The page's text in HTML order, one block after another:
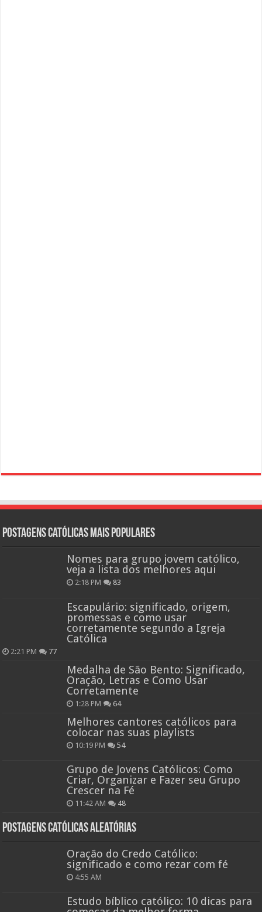
Postagens católicas mais Populares
Nomes para grupo jovem católico,
veja a lista dos melhores aqui
2:18 PM 83
Escapulário: significado, origem,
promessas e como usar
corretamente segundo a Igreja
Católica
2:21 PM 77
Medalha de São Bento: Significado,
Oração, Letras e Como Usar
Corretamente
1:28 PM 64
Melhores cantores católicos para
colocar nas suas playlists
10:19 PM 54
Grupo de Jovens Católicos: Como
Criar, Organizar e Fazer seu Grupo
Crescer na Fé
11:42 AM 48
Postagens católicas aleatórias
Oração do Credo Católico:
significado e como rezar com fé
4:55 AM
Estudo bíblico católico: 10 dicas para